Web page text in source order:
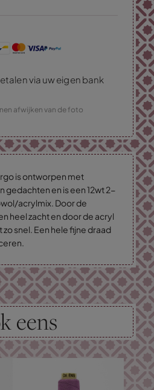
via uw eigen bank
afwijken van de foto
is ontworpen met
gedachten en is een 12wt 2-
acrylmix. Door de
heel zacht en door de acryl
snel. Een hele fijne draad
eens